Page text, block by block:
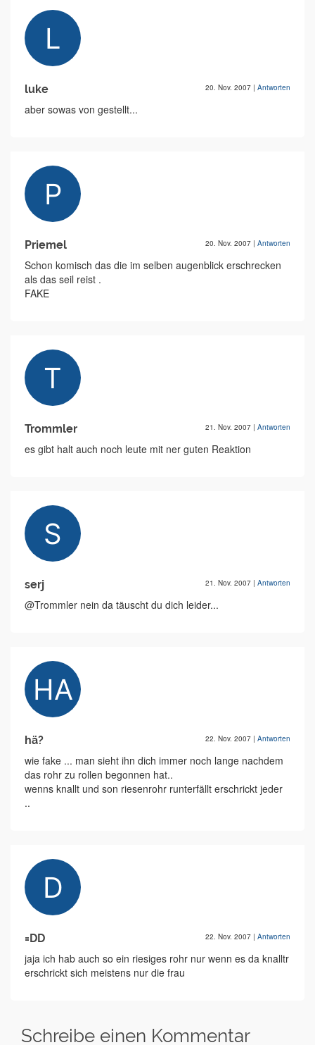
luke 20. Nov. 2007 | Antworten
aber sowas von gestellt...
Priemel 20. Nov. 2007 | Antworten
Schon komisch das die im selben augenblick erschrecken
als das seil reist .
FAKE
Trommler 21. Nov. 2007 | Antworten
es gibt halt auch noch leute mit ner guten Reaktion
serj 21. Nov. 2007 | Antworten
@Trommler nein da täuscht du dich leider...
hä? 22. Nov. 2007 | Antworten
wie fake ... man sieht ihn dich immer noch lange nachdem
das rohr zu rollen begonnen hat..
wenns knallt und son riesenrohr runterfällt erschrickt jeder
..
=DD 22. Nov. 2007 | Antworten
jaja ich hab auch so ein riesiges rohr nur wenn es da knalltr
erschrickt sich meistens nur die frau
Schreibe einen Kommentar